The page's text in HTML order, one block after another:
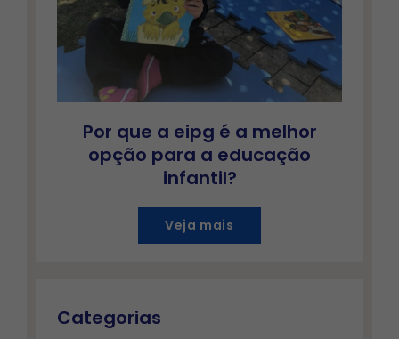
Por que a eipg é a melhor
opção para a educação
infantil?
Veja mais
Categorias